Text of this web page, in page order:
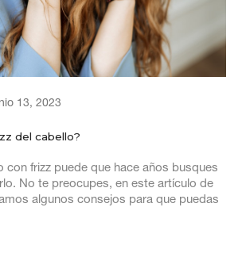
13, 2023
del cabello?
con frizz puede que hace años busques
No te preocupes, en este artículo de
algunos consejos para que puedas